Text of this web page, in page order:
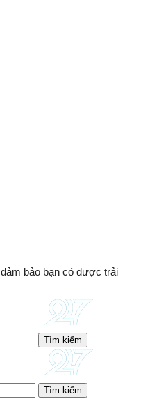
bảo bạn có được trải